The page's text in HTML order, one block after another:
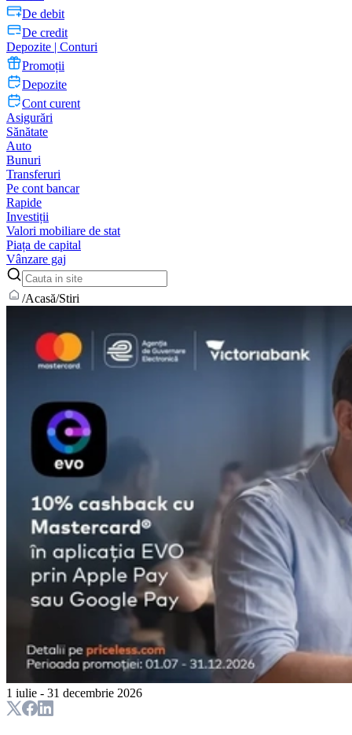
De debit
De credit
Depozite | Conturi
Promoții
Depozite
Cont curent
Asigurări
Sănătate
Auto
Bunuri
Transferuri
Pe cont bancar
Rapide
Investiții
Valori mobiliare de stat
Piața de capital
Vânzare gaj
/Acasă/Stiri
1 iulie - 31 decembrie 2026